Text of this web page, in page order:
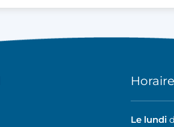
Le lundi